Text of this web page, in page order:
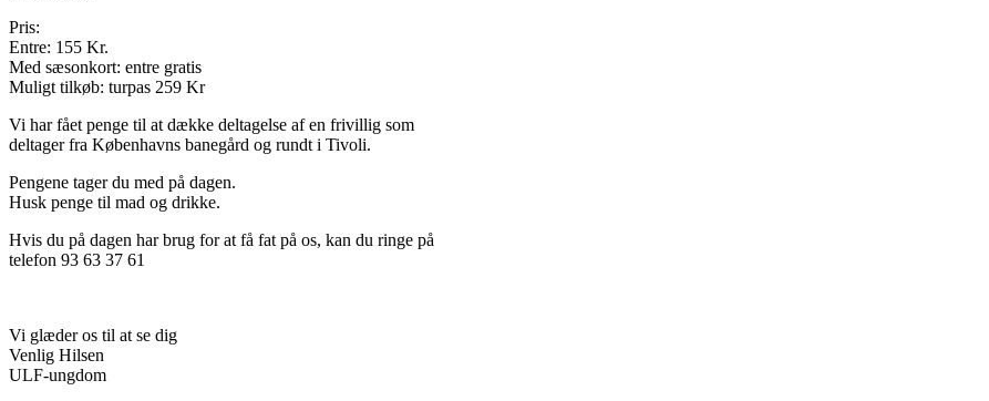
Pris:
Entre: 155 Kr.
Med sæsonkort: entre gratis
Muligt tilkøb: turpas 259 Kr
Vi har fået penge til at dække deltagelse af en frivillig som
deltager fra Københavns banegård og rundt i Tivoli.
Pengene tager du med på dagen.
Husk penge til mad og drikke.
Hvis du på dagen har brug for at få fat på os, kan du ringe på
telefon 93 63 37 61
Vi glæder os til at se dig
Venlig Hilsen
ULF-ungdom